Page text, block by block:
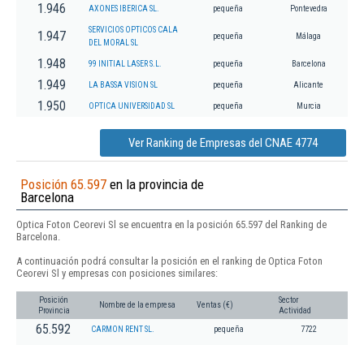
1.946 AXONES IBERICA SL. pequeña Pontevedra
1.947
SERVICIOS OPTICOS CALA
DEL MORAL SL
pequeña Málaga
1.948 99 INITIAL LASER S.L. pequeña Barcelona
1.949 LA BASSA VISION SL pequeña Alicante
1.950 OPTICA UNIVERSIDAD SL pequeña Murcia
Ver Ranking de Empresas del CNAE 4774
Posición 65.597 en la provincia de
Barcelona
Optica Foton Ceorevi Sl se encuentra en la posición 65.597 del Ranking de
Barcelona.
A continuación podrá consultar la posición en el ranking de Optica Foton
Ceorevi Sl y empresas con posiciones similares:
Posición
Provincia
Nombre de la empresa Ventas (€)
Sector
Actividad
65.592 CARMON RENT SL. pequeña 7722